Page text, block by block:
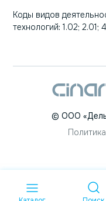
Коды видов
технологий: 1.02; 2.01;
© ООО